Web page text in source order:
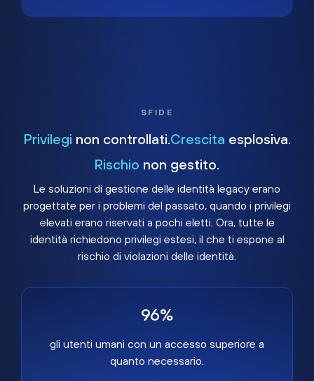
SFIDE
Privilegi non controllati. Crescita esplosiva.
Rischio non gestito.
Le soluzioni di gestione delle identità legacy erano
progettate per i problemi del passato, quando i privilegi
elevati erano riservati a pochi eletti. Ora, tutte le
identità richiedono privilegi estesi, il che ti espone al
rischio di violazioni delle identità.
96%
gli utenti umani con un accesso superiore a
quanto necessario.